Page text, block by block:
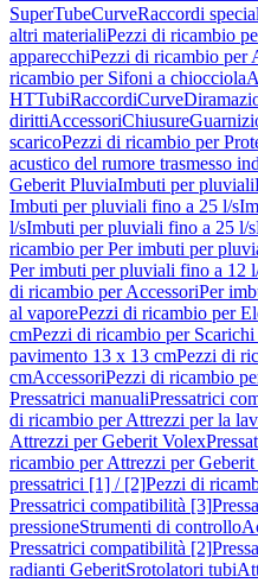
SuperTubeCurveRaccordi
altri materialiPezzi di ricambio
apparecchiPezzi di ricambio per
ricambio per Sifoni a chiocciola
HTTubiRaccordiCurve
dirittiAccessoriChiusure
scaricoPezzi di ricambio per
acustico del rumore trasmesso
Geberit PluviaImbuti per pluviali
Imbuti per pluviali fino a 25 l/s
l/sImbuti per pluviali fino a 25 l/s
ricambio per Per imbuti per
Per imbuti per pluviali fino a 12
di ricambio per AccessoriPer
al vaporePezzi di ricambio per
cmPezzi di ricambio per
pavimento 13 x 13 cmPezzi di
cmAccessoriPezzi di ricambio
Pressatrici manualiPressatrici
di ricambio per Attrezzi per la
Attrezzi per Geberit Volex
ricambio per Attrezzi per Geberit
pressatrici [1] / [2]Pezzi di
Pressatrici compatibilità [3]
pressioneStrumenti di controllo
Pressatrici compatibilità [2]
radianti GeberitSrotolatori tubi